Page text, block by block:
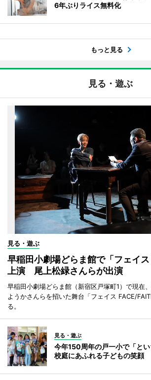
6年ぶりライス無料化
もっと見る
見る・遊ぶ
見る・遊ぶ
早稲田小劇場どらま館で「フェイス
上演 尾上松緑さんらが出演
早稲田小劇場どらま館（新宿区戸塚町1）で現在
ようかさんらを招いた舞台「フェイス FACE/
る。
見る・遊ぶ
今年150周年の戸一小で「と
校庭にあふれる子どもの笑顔